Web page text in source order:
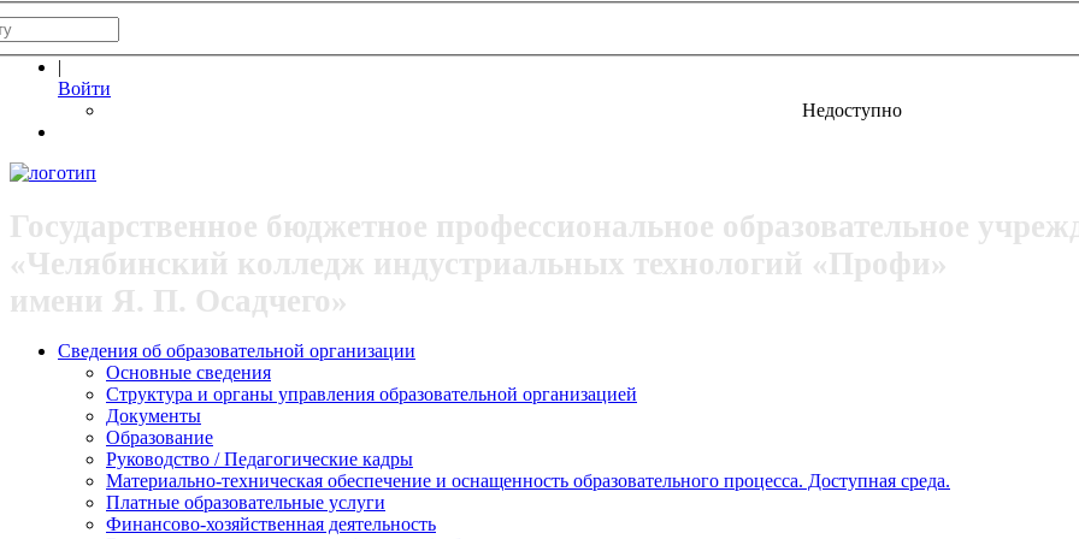
|
Войти
Недоступно
Государственное бюджетное профессиональное образовательное
«Челябинский колледж индустриальных технологий «Профи»
имени Я. П. Осадчего»
Сведения об образовательной организации
Основные сведения
Структура и органы управления образовательной организацией
Документы
Образование
Руководство / Педагогические кадры
Материально-техническая обеспечение и оснащенность образовательного процесса. Доступная среда.
Платные образовательные услуги
Финансово-хозяйственная деятельность